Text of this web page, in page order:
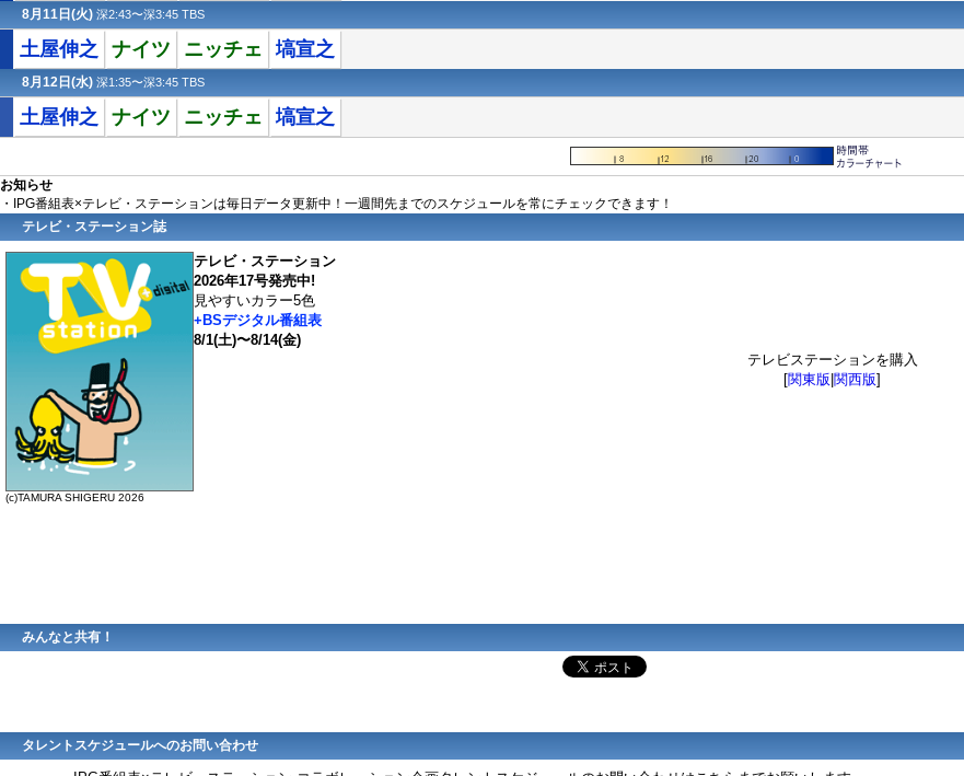
8月11日(火) 深2:43〜深3:45 TBS
土屋伸之 ナイツ ニッチェ 塙宣之
8月12日(水) 深1:35〜深3:45 TBS
土屋伸之 ナイツ ニッチェ 塙宣之
お知らせ
・IPG番組表×テレビ・ステーションは毎日データ更新中！一週間先までのスケジュールを常にチェックできます！
テレビ・ステーション誌
(c)TAMURA SHIGERU 2026
テレビ・ステーション
2026年17号発売中!
見やすいカラー5色
+BSデジタル番組表
8/1(土)〜8/14(金)
テレビステーションを購入
[関東版 関西版]
みんなと共有！
タレントスケジュールへのお問い合わせ